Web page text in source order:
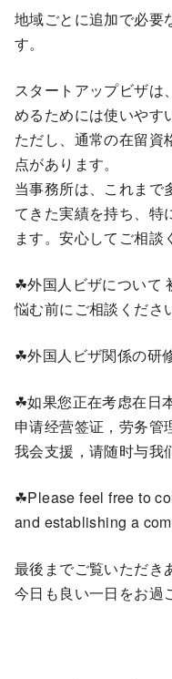
地域ごとに追加で必要
す。
スタートアップビザは
めるためには使いやす
ただし、通常の在留資
点があります。
当事務所は、これまで
てきた実績を持ち、特
ます。安心してご相談
☘外国人ビザについて
悩む前にご相談くださ
☘外国人ビザ関係の研
☘如果您正在考虑在日
申请经营签证，劳务管
我会支援，请随时与我
☘Please feel free to
and establishing a
最後までご覧いただき
今日も良い一日をお過